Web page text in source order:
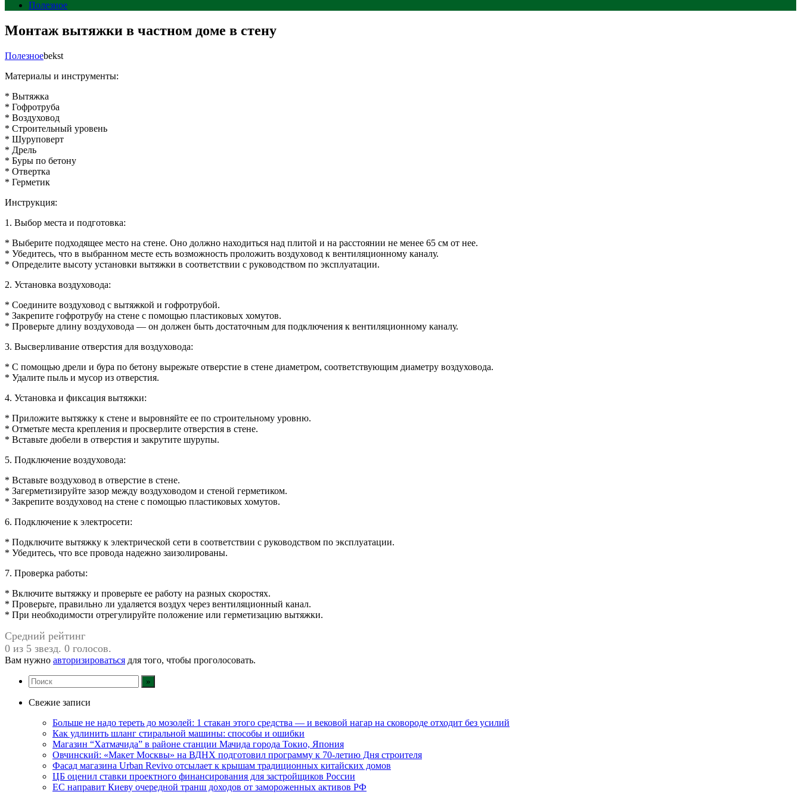
Полезное
Монтаж вытяжки в частном доме в стену
Полезноеbekst
Материалы и инструменты:
* Вытяжка
* Гофротруба
* Воздуховод
* Строительный уровень
* Шуруповерт
* Дрель
* Буры по бетону
* Отвертка
* Герметик
Инструкция:
1. Выбор места и подготовка:
* Выберите подходящее место на стене. Оно должно находиться над плитой и на расстоянии не менее 65 см от нее.
* Убедитесь, что в выбранном месте есть возможность проложить воздуховод к вентиляционному каналу.
* Определите высоту установки вытяжки в соответствии с руководством по эксплуатации.
2. Установка воздуховода:
* Соедините воздуховод с вытяжкой и гофротрубой.
* Закрепите гофротрубу на стене с помощью пластиковых хомутов.
* Проверьте длину воздуховода — он должен быть достаточным для подключения к вентиляционному каналу.
3. Высверливание отверстия для воздуховода:
* С помощью дрели и бура по бетону вырежьте отверстие в стене диаметром, соответствующим диаметру воздуховода.
* Удалите пыль и мусор из отверстия.
4. Установка и фиксация вытяжки:
* Приложите вытяжку к стене и выровняйте ее по строительному уровню.
* Отметьте места крепления и просверлите отверстия в стене.
* Вставьте дюбели в отверстия и закрутите шурупы.
5. Подключение воздуховода:
* Вставьте воздуховод в отверстие в стене.
* Загерметизируйте зазор между воздуховодом и стеной герметиком.
* Закрепите воздуховод на стене с помощью пластиковых хомутов.
6. Подключение к электросети:
* Подключите вытяжку к электрической сети в соответствии с руководством по эксплуатации.
* Убедитесь, что все провода надежно заизолированы.
7. Проверка работы:
* Включите вытяжку и проверьте ее работу на разных скоростях.
* Проверьте, правильно ли удаляется воздух через вентиляционный канал.
* При необходимости отрегулируйте положение или герметизацию вытяжки.
Средний рейтинг
0 из 5 звезд. 0 голосов.
Вам нужно авторизироваться для того, чтобы проголосовать.
Свежие записи
Больше не надо тереть до мозолей: 1 стакан этого средства — и вековой нагар на сковороде отходит без усилий
Как удлинить шланг стиральной машины: способы и ошибки
Магазин “Хатмачида” в районе станции Мачида города Токио, Япония
Овчинский: «Макет Москвы» на ВДНХ подготовил программу к 70-летию Дня строителя
Фасад магазина Urban Revivo отсылает к крышам традиционных китайских домов
ЦБ оценил ставки проектного финансирования для застройщиков России
ЕС направит Киеву очередной транш доходов от замороженных активов РФ